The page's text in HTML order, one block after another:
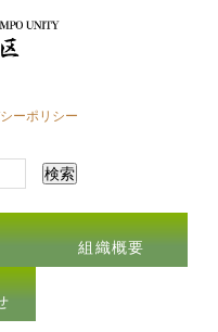
ーポリシー
組織概要